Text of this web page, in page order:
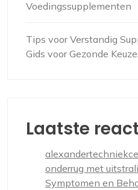
Voedingssupplementen
Tips voor Verstandig
Gids voor Gezonde
Laatste
onderrug met
Symptomen en